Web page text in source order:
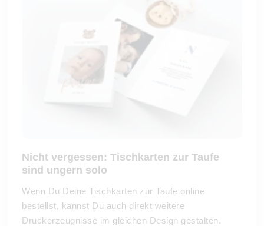
Nicht vergessen: Tischkarten zur Taufe
sind ungern solo
Wenn Du Deine Tischkarten zur Taufe online
bestellst, kannst Du auch direkt weitere
Druckerzeugnisse im gleichen Design gestalten.